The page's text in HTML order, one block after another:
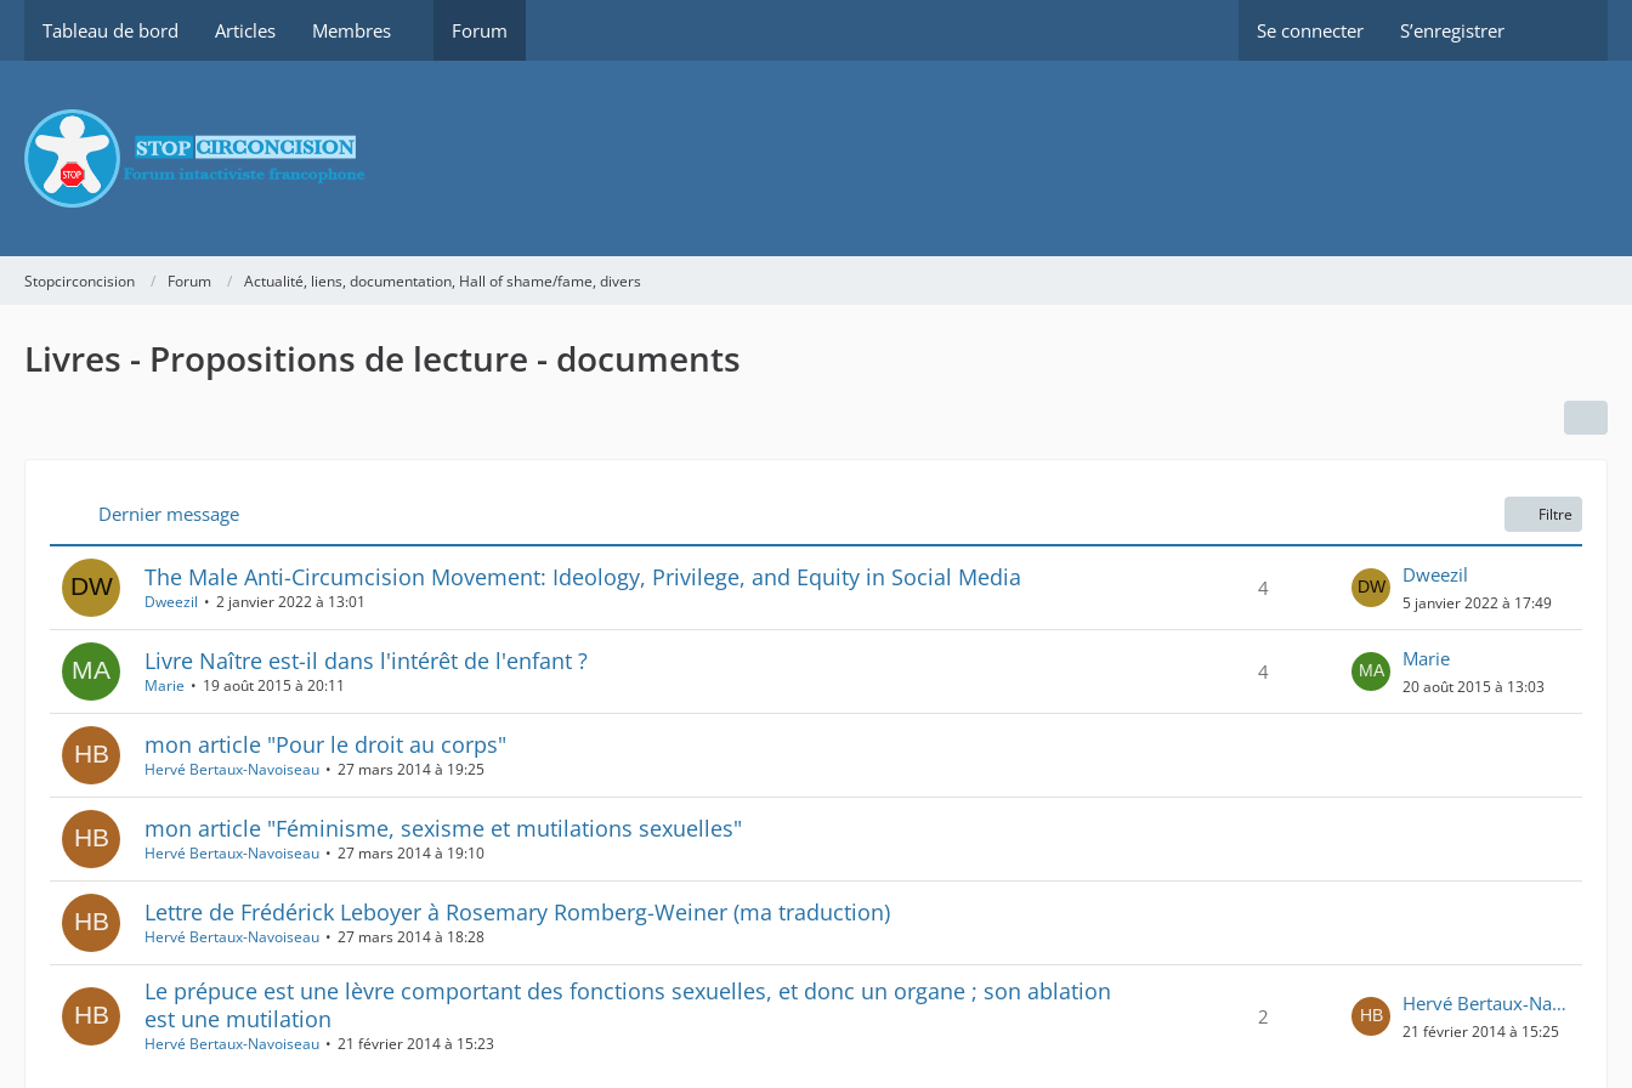
Tableau de bord Articles Membres Forum Se connecter S’enregistrer
Stopcirconcision Forum Actualité, liens, documentation, Hall of shame/fame, divers
Livres - Propositions de lecture - documents
Dernier message Filtre
The Male Anti-Circumcision Movement: Ideology, Privilege, and Equity in Social Media
Dweezil 2 janvier 2022 à 13:01
4
Dweezil
5 janvier 2022 à 17:49
Livre Naître est-il dans l'intérêt de l'enfant ?
Marie 19 août 2015 à 20:11
4
Marie
20 août 2015 à 13:03
mon article "Pour le droit au corps"
Hervé Bertaux-Navoiseau 27 mars 2014 à 19:25
mon article "Féminisme, sexisme et mutilations sexuelles"
Hervé Bertaux-Navoiseau 27 mars 2014 à 19:10
Lettre de Frédérick Leboyer à Rosemary Romberg-Weiner (ma traduction)
Hervé Bertaux-Navoiseau 27 mars 2014 à 18:28
Le prépuce est une lèvre comportant des fonctions sexuelles, et donc un organe ; son ablation
est une mutilation
Hervé Bertaux-Navoiseau 21 février 2014 à 15:23
2
Hervé Bertaux-Navoiseau
21 février 2014 à 15:25